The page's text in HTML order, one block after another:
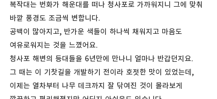
복작대는 번화가 해운대를 떠나 청사포로 가까워지니 그에 맞춰
바깥 풍경도 조금씩 변합니다.
공백이 많아지고, 반가운 색들이 하나씩 채워지고 마음도
여유로워지는 것을 느꼈어요.
청사포 해변의 등대들을 6년만에 만나니 얼마나 반갑던지요.
그 때는 이 기찻길을 개발하기 전이라 호젓한 맛이 있었는데,
이제는 열차부터 나무 데크까지 잘 닦여진 것이 몰라보게